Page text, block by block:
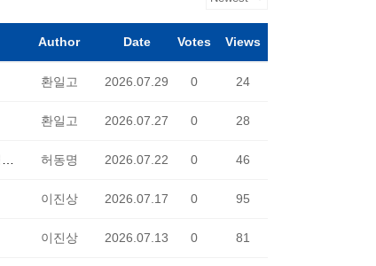
Author Date Votes Views
환일고 2026.07.29 0 24
환일고 2026.07.27 0 28
허동명 2026.07.22 0 46
이진상 2026.07.17 0 95
이진상 2026.07.13 0 81